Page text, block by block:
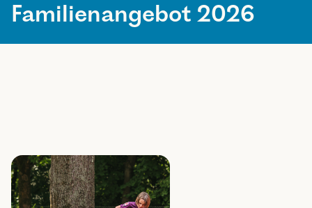
Familienangebot 2026